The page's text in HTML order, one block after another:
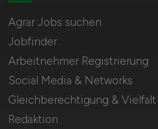
Agrar Jobs suchen
Jobfinder
Arbeitnehmer Registrierung
Social Media & Networks
Gleichberechtigung & Vielfalt
Redaktion